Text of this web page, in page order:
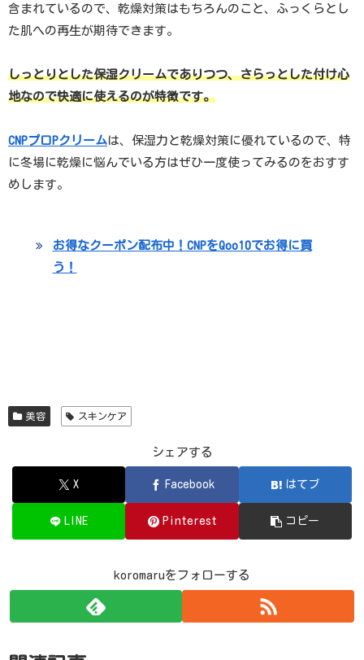
含まれているので、乾燥対策はもちろんのこと、ふっくらとし
た肌への再生が期待できます。
しっとりとした保湿クリームでありつつ、さらっとした付け心
地なので快適に使えるのが特徴です。
CNPプロPクリームは、保湿力と乾燥対策に優れているので、特
に冬場に乾燥に悩んでいる方はぜひ一度使ってみるのをおすす
めします。
お得なクーポン配布中！CNPをQoo10でお得に買
う！
美容 スキンケア
シェアする
X Facebook はてブ
LINE Pinterest コピー
koromaruをフォローする